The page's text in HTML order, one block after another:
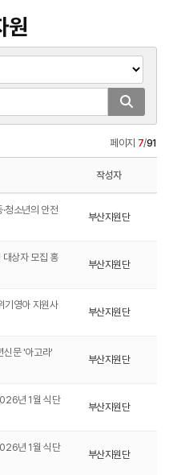
원
페이지 7/91
작성자
청소년의 안전
부산지원단
상자 모집 홍
부산지원단
기영아 지원사
부산지원단
신문 '아고라'
부산지원단
년 1월 식단
부산지원단
년 1월 식단
부산지원단